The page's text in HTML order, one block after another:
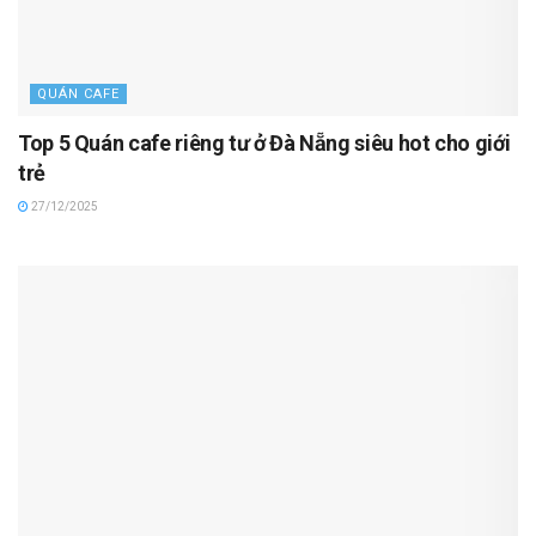
QUÁN CAFE
Top 5 Quán cafe riêng tư ở Đà Nẵng siêu hot cho giới
trẻ
27/12/2025